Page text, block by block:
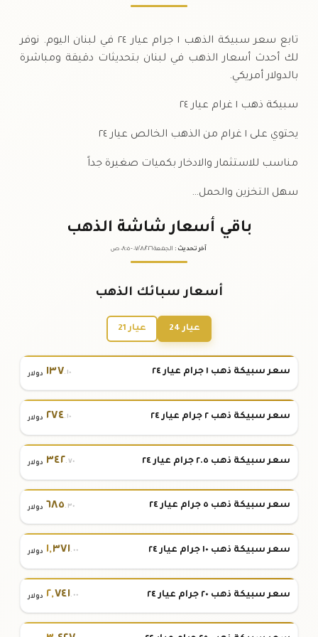
تابع سعر سبيكة الذهب ١ جرام عيار ٢٤ في لبنان اليوم. نوفر
لك أحدث أسعار الذهب في لبنان بتحديثات دقيقة ومباشرة
بالدولار أمريكي.
سبيكة ذهب ١ غرام عيار ٢٤
يحتوي على ١ غرام من الذهب الخالص عيار ٢٤
مناسب للاستثمار والادخار بكميات صغيرة جداً
سهل التخزين والحمل…
باقي أسعار شاشة الذهب
آخر تحديث : الجمعة ٠٧ /٠٨/٢٠٢٦ - ٠٨:٠٥ ص
أسعار سبائك الذهب
عيار 24 عيار 21
سعر سبيكة ذهب ١ جرام عيار ٢٤ ١٣٧.١٠ دولار
سعر سبيكة ذهب ٢ جرام عيار ٢٤ ٢٧٤.١٠ دولار
سعر سبيكة ذهب ٢.٥ جرام عيار ٢٤ ٣٤٢.٧٠ دولار
سعر سبيكة ذهب ٥ جرام عيار ٢٤ ٦٨٥.٣٠ دولار
سعر سبيكة ذهب ١٠ جرام عيار ٢٤ ١,٣٧١.٠٠ دولار
سعر سبيكة ذهب ٢٠ جرام عيار ٢٤ ٢,٧٤١.٠٠ دولار